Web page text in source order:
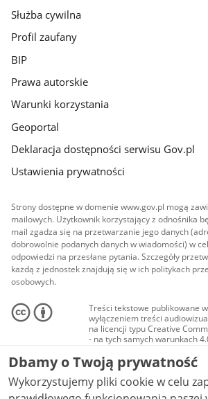
Służba cywilna
Profil zaufany
BIP
Prawa autorskie
Warunki korzystania
Geoportal
Deklaracja dostępności serwisu Gov.pl
Ustawienia prywatności
Strony dostępne w domenie www.gov.pl mogą
mailowych. Użytkownik korzystający z odnośnika
mail zgadza się na przetwarzanie jego danych
dobrowolnie podanych danych w wiadomości) w
odpowiedzi na przesłane pytania. Szczegóły
każdą z jednostek znajdują się w ich politykach
osobowych.
Treści tekstowe publikowane
wyłączeniem treści
na licencji typu Creative
- na tych samych warunkach
Materiały audiowizualne, w
audio i wideo, są udostępniane
Creative Commons: uznanie
niekomercyjne - bez utworów
NC-ND 4.0), o ile nie jest to
Dbamy o Twoją prywatność
Wykorzystujemy pliki cookie w celu